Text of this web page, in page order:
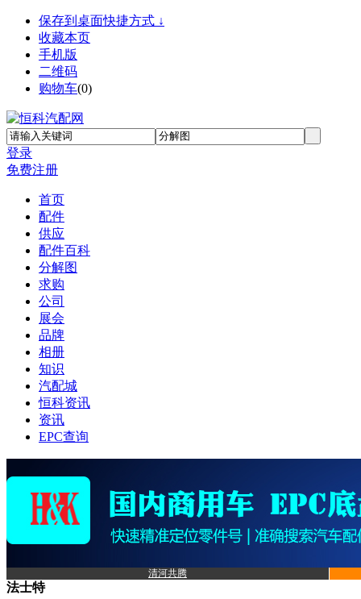
保存到桌面快捷方式 ↓
收藏本页
手机版
二维码
购物车(0)
登录
免费注册
首页
配件
供应
配件百科
分解图
求购
公司
展会
品牌
相册
知识
汽配城
恒科资讯
资讯
EPC查询
清河共腾
法士特